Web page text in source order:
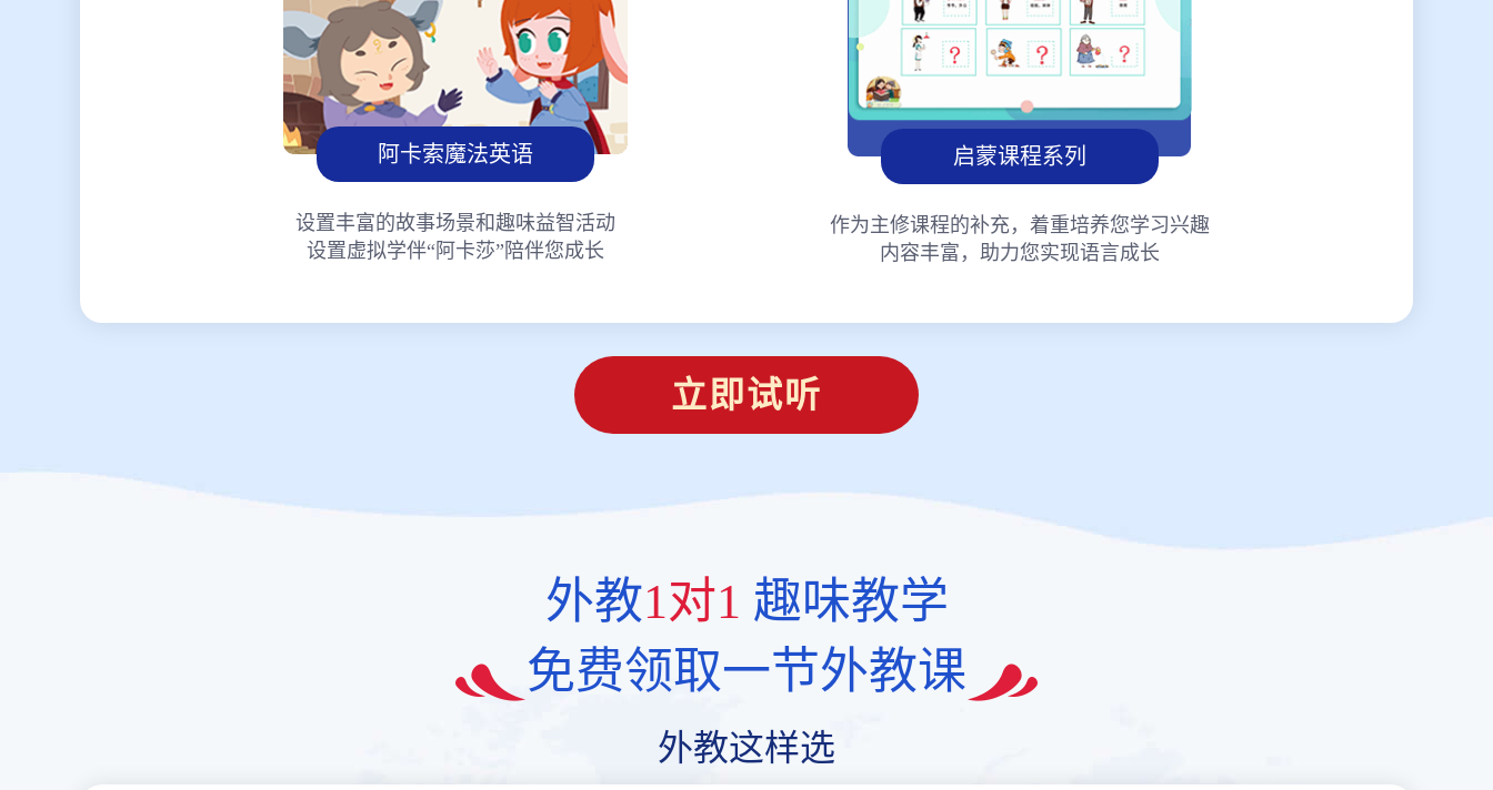
阿卡索魔法英语
设置丰富的故事场景和趣味益智活动
设置虚拟学伴“阿卡莎”陪伴您成长
启蒙课程系列
作为主修课程的补充，着重培养您学习兴趣
内容丰富，助力您实现语言成长
立即试听
外教1对1 趣味教学
免费领取一节外教课
外教这样选